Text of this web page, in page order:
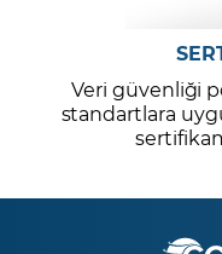
Veri güvenliği
standartlara